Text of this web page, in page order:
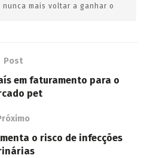
mais voltar a ganhar o
Post
em faturamento para o
pet
o risco de infecções